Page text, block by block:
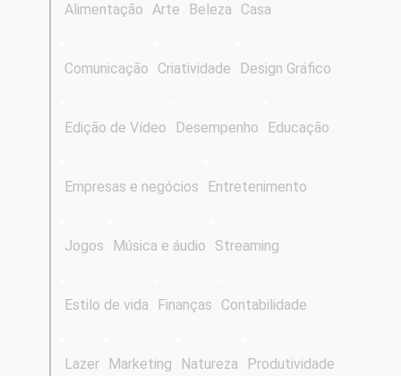
Alimentação Arte Beleza Casa
Comunicação Criatividade Design Gráfico
Edição de Vídeo Desempenho Educação
Empresas e negócios Entretenimento
Jogos Música e áudio Streaming
Estilo de vida Finanças Contabilidade
Lazer Marketing Natureza Produtividade